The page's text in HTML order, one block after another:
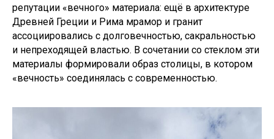
репутации «вечного» материала: ещё в архитектуре
Древней Греции и Рима мрамор и гранит
ассоциировались с долговечностью, сакральностью
и непреходящей властью. В сочетании со стеклом эти
материалы формировали образ столицы, в котором
«вечность» соединялась с современностью.